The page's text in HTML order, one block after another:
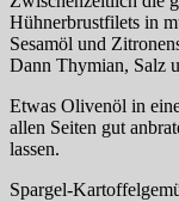
Hühnerbrustfilets in
Sesamöl und
Dann Thymian, Salz
Etwas Olivenöl in
allen Seiten gut
lassen.
Spargel-